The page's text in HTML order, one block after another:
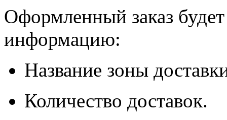
Оформленный заказ
информацию:
Название зоны
Количество доставок.